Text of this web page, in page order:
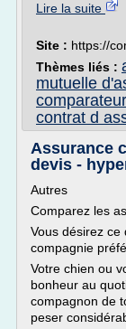
Lire la suite
Site : https://
Thèmes liés :
mutuelle
contrat d
Assurance
devis -
Autres
Comparez les
Vous désirez
compagnie
Votre chien ou
bonheur au
compagnon de
peser